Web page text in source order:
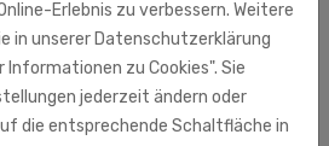
Erlebnis zu verbessern. Weitere
in unserer Datenschutzerklärung
Informationen zu Cookies". Sie
jederzeit ändern oder
die entsprechende Schaltfläche in